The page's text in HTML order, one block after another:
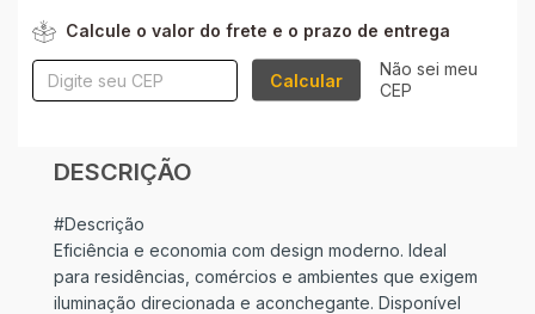
Calcule o valor do frete e o prazo de entrega
Calcular
Não sei meu
CEP
DESCRIÇÃO
#Descrição
Eficiência e economia com design moderno. Ideal
para residências, comércios e ambientes que exigem
iluminação direcionada e aconchegante. Disponível